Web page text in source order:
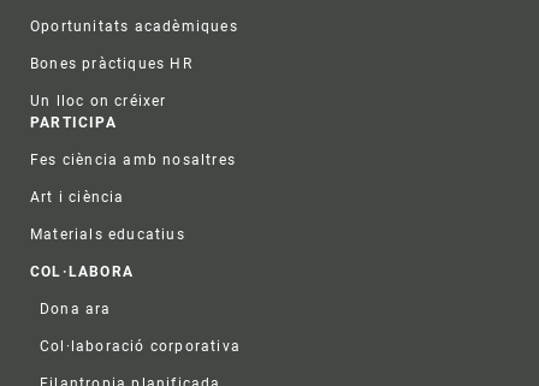
Oportunitats acadèmiques
Bones pràctiques HR
Un lloc on créixer
PARTICIPA
Fes ciència amb nosaltres
Art i ciència
Materials educatius
COL·LABORA
Dona ara
Col·laboració corporativa